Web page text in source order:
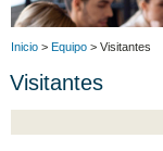
Inicio > Equipo > Visitantes
Visitantes